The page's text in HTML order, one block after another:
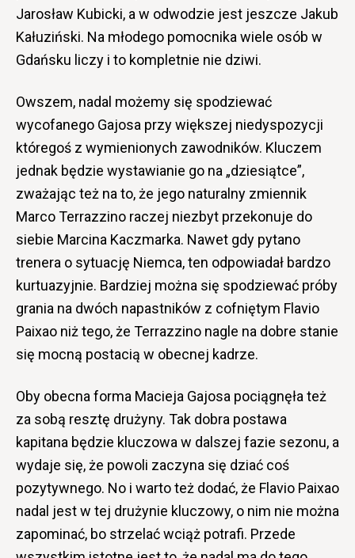
Jarosław Kubicki, a w odwodzie jest jeszcze Jakub
Kałuziński. Na młodego pomocnika wiele osób w
Gdańsku liczy i to kompletnie nie dziwi.
Owszem, nadal możemy się spodziewać
wycofanego Gajosa przy większej niedyspozycji
któregoś z wymienionych zawodników. Kluczem
jednak będzie wystawianie go na „dziesiątce”,
zważając też na to, że jego naturalny zmiennik
Marco Terrazzino raczej niezbyt przekonuje do
siebie Marcina Kaczmarka. Nawet gdy pytano
trenera o sytuację Niemca, ten odpowiadał bardzo
kurtuazyjnie. Bardziej można się spodziewać próby
grania na dwóch napastników z cofniętym Flavio
Paixao niż tego, że Terrazzino nagle na dobre stanie
się mocną postacią w obecnej kadrze.
Oby obecna forma Macieja Gajosa pociągnęła też
za sobą resztę drużyny. Tak dobra postawa
kapitana będzie kluczowa w dalszej fazie sezonu, a
wydaje się, że powoli zaczyna się dziać coś
pozytywnego. No i warto też dodać, że Flavio Paixao
nadal jest w tej drużynie kluczowy, o nim nie można
zapominać, bo strzelać wciąż potrafi. Przede